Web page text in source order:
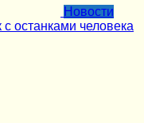
Новости
останками человека